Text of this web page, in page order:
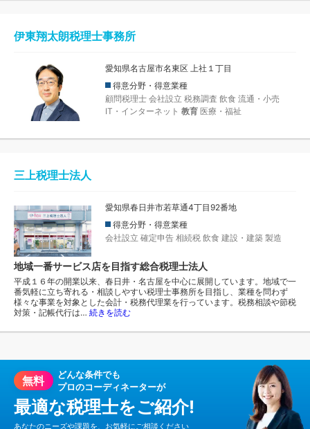
伊東翔太朗税理士事務所
愛知県名古屋市名東区 上社１丁目
得意分野・得意業種
顧問税理士 会社設立 税務調査 飲食 流通・小売
IT・インターネット 教育 医療・福祉
三上税理士法人
愛知県春日井市若草通4丁目92番地
得意分野・得意業種
会社設立 確定申告 相続税 飲食 建設・建築 製造
地域一番サービス店を目指す総合税理士法人
平成１６年の開業以来、春日井・名古屋を中心に展開しています。地域で一
番気軽に立ち寄れる・相談しやすい税理士事務所を目指し、業種を問わず
様々な事業を対象とした会計・税務代理業を行っています。税務相談や節税
対策・記帳代行は… 続きを読む
無料
どんな条件でも
プロのコーディネーターが
最適な税理士をご紹介!
あなたのニーズや課題を、お気軽にご相談ください